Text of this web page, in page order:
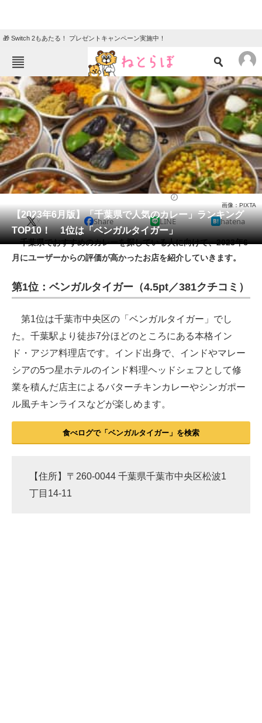
🎁 Switch 2もあたる！ プレゼントキャンペーン実施中！
ねとらぼメニュー
TOP ニュース
エンタメ クイズ
グルメ 地域
住まい 教育・育児
動物 リサーチ
会員記事
メディア
注目記事を集めた総合ページ
ITの今と未来を見通す
スマホと通信の最新トレンド
進化するPCとデバイスの未来
ビジネスと働き方のヒント
企業ITのトレンドを詳説
マーケ×ITの今がよく分かる
【2023年6月版】「千葉県で人気のカレー」ランキング
TOP10！ 1位は「ベンガルタイガー」
画像：PIXTA
X Share LINE hatena
千葉県でおすすめのカレーを探している人に向けて、2023年6
月にユーザーからの評価が高かったお店を紹介していきます。
第1位：ベンガルタイガー（4.5pt／381クチコミ）
第1位は千葉市中央区の「ベンガルタイガー」でし
た。千葉駅より徒歩7分ほどのところにある本格イン
ド・アジア料理店です。インド出身で、インドやマレー
シアの5つ星ホテルのインド料理ヘッドシェフとして修
業を積んだ店主によるバターチキンカレーやシンガポー
ル風チキンライスなどが楽しめます。
食べログで「ベンガルタイガー」を検索
【住所】〒260-0044 千葉県千葉市中央区松波1
丁目14-11